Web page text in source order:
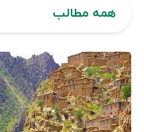
همه مطالب